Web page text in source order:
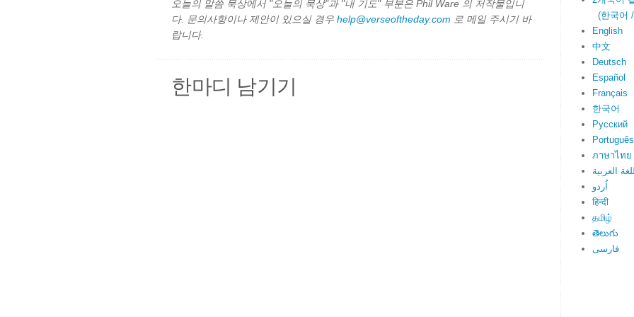
오늘의 말씀 묵상에서 "오늘의 묵상"과 "내 기도" 부분은 Phil Ware 의 저작물입니
다. 문의사항이나 제안이 있으실 경우 help@verseoftheday.com 로 메일 주시기 바
랍니다.
한마디 남기기
(한국어
English
中文
Deutsch
Español
Français
한국어
Русский
Português
ภาษาไทย
العربية
اُردو
हिन्दी
தமிழ்
తెలుగు
فارسی